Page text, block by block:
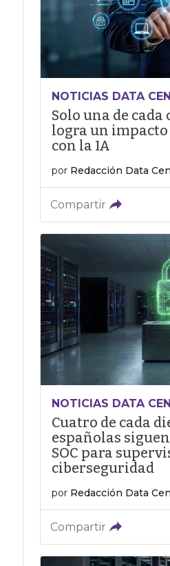
NOTICIAS DATA
Solo una de
logra un
con la IA
por Redacción Data
Compartir
NOTICIAS DATA
Cuatro de cada
españolas
SOC para
ciberseguridad
por Redacción Data
Compartir